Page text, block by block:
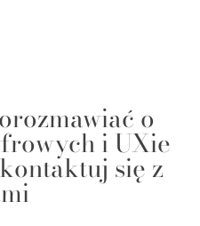
o
i UXie
się z